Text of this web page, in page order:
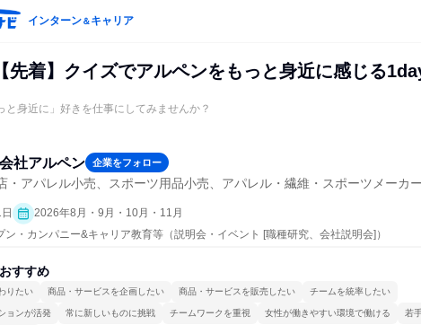
インターン＆キャリア
先着】クイズでアルペンをもっと身近に感じる
と身近に」好きを仕事にしてみませんか？
社アルペン 企業をフォロー
・アパレル小売、スポーツ用品小売、アパレル・繊維・スポーツメーカ
2026年8月・9月・10月・11月
ン・カンパニー&キャリア教育等（説明会・イベント [職種研究、会社説明会]）
すすめ
りたい 商品・サービスを企画したい 商品・サービスを販売したい チームを統率したい
ョンが活発 常に新しいものに挑戦 チームワークを重視 女性が働きやすい環境で働ける 若